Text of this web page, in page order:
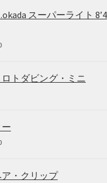
帯:
スーパーライト
トダビング・ミニ
・クリップ